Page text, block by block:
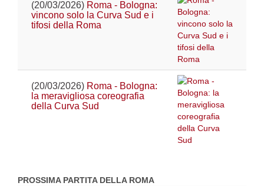
(20/03/2026) Roma - Bologna:
vincono solo la Curva Sud e i
tifosi della Roma
(20/03/2026) Roma - Bologna:
la meravigliosa coreografia
della Curva Sud
PROSSIMA PARTITA DELLA ROMA